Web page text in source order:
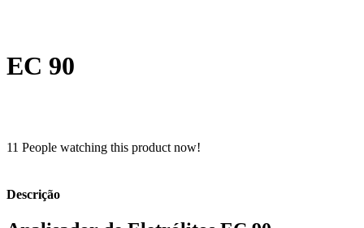
EC 90
11 People watching this product now!
Descrição